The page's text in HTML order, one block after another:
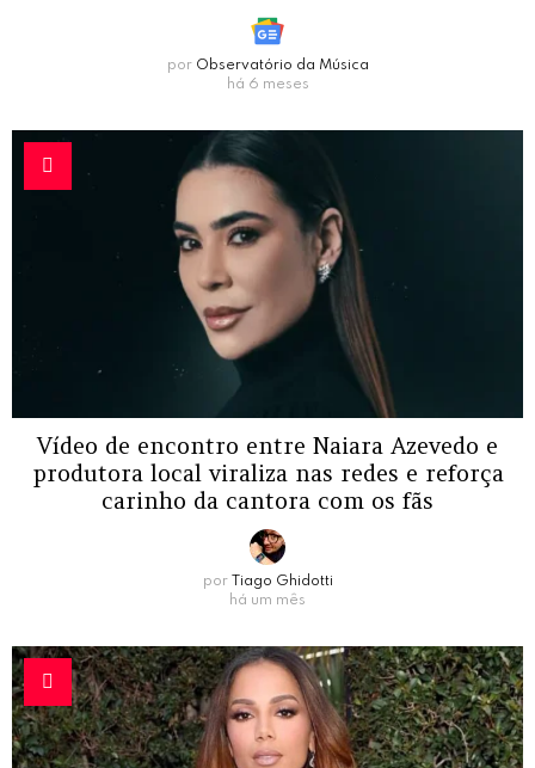
por Observatório da Música
há 6 meses
Vídeo de encontro entre Naiara Azevedo e
produtora local viraliza nas redes e reforça
carinho da cantora com os fãs
por
Tiago Ghidotti
há um mês